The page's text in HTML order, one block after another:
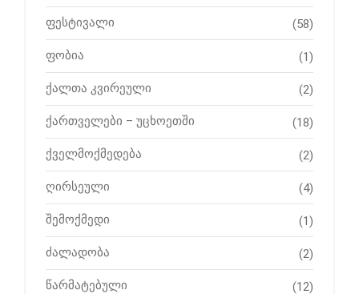
ფესტივალი (58)
ფობია (1)
ქალთა კვირეული (2)
ქართველები – უცხოეთში (18)
ქველმოქმედება (2)
ღირსეული (4)
შემოქმედი (1)
ძალადობა (2)
წარმატებული (12)